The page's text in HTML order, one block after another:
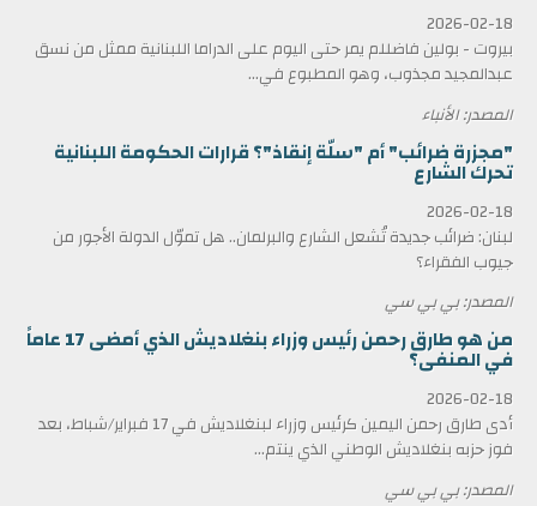
2026-02-18
بيروت - بولين فاضللم يمر حتى اليوم على الدراما اللبنانية ممثل من نسق
عبدالمجيد مجذوب، وهو المطبوع في...
المصدر: الأنباء
"مجزرة ضرائب" أم "سلّة إنقاذ"؟ قرارات الحكومة اللبنانية
تحرك الشارع
2026-02-18
لبنان: ضرائب جديدة تُشعل الشارع والبرلمان.. هل تموّل الدولة الأجور من
جيوب الفقراء؟
المصدر: بي بي سي
من هو طارق رحمن رئيس وزراء بنغلاديش الذي أمضى 17 عاماً
في المنفى؟
2026-02-18
أدى طارق رحمن اليمين كرئيس وزراء لبنغلاديش في 17 فبراير/شباط، بعد
فوز حزبه بنغلاديش الوطني الذي ينتم...
المصدر: بي بي سي